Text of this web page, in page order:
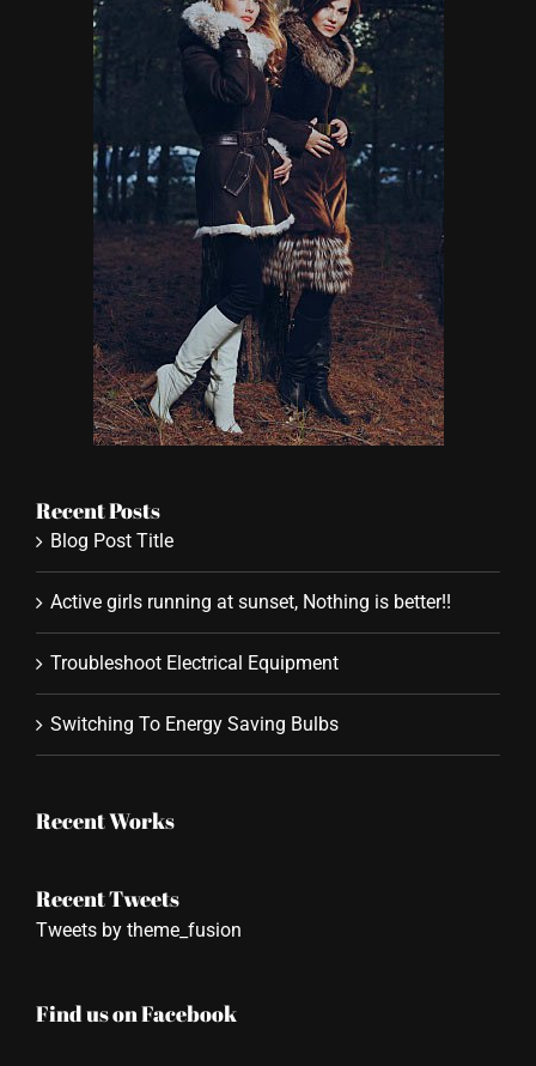
Recent Posts
Blog Post Title
Active girls running at sunset, Nothing is better!!
Troubleshoot Electrical Equipment
Switching To Energy Saving Bulbs
Recent Works
Recent Tweets
Tweets by theme_fusion
Find us on Facebook